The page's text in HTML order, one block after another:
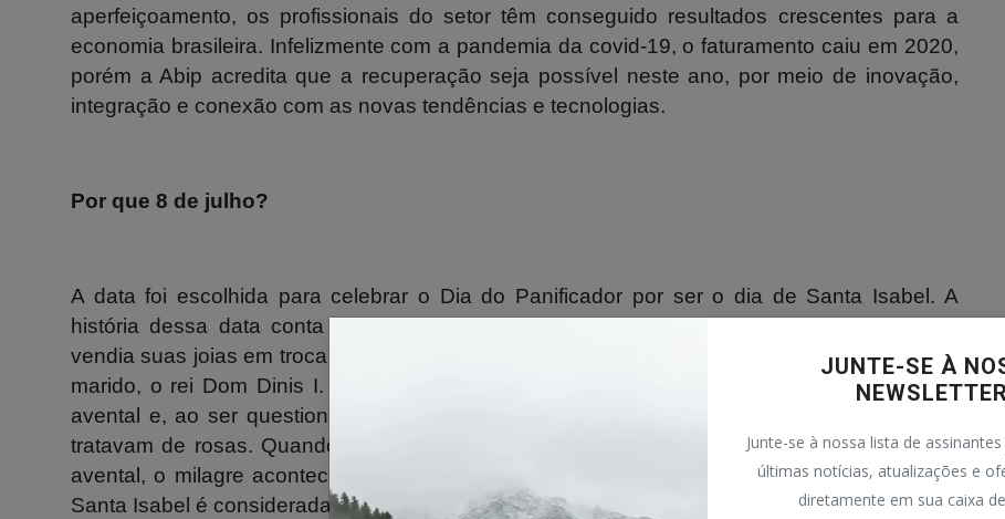
JUNTE-SE À
Junte-se à nossa lista de
últimas notícias, atualizações e
diretamente em sua caixa
aperfeiçoamento, os profissionais do setor têm conseguido resultados crescentes para a
economia brasileira. Infelizmente com a pandemia da covid-19, o faturamento caiu em 2020,
porém a Abip acredita que a recuperação seja possível neste ano, por meio de inovação,
integração e conexão com as novas tendências e tecnologias.
Por que 8 de julho?
A data foi escolhida para celebrar o Dia do Panificador por ser o dia de Santa Isabel. A
história dessa data conta que em Portugal, durante uma crise de fome, a rainha Isabel
vendia suas joias em troca de pães, que distribuía à população, sem o conhecimento do seu
marido, o rei Dom Dinis I. Um dia, quando o rei apareceu, ela escondeu os pães em seu
avental e, ao ser questionada sobre o que carregava, respondeu, orando a Deus, que se
tratavam de rosas. Quando Dom Dinis I ordenou que ela mostrasse o que estava em seu
avental, o milagre aconteceu e os pães haviam se tornado de fato rosas. Por essa razão,
Santa Isabel é considerada a padroeira dos panificadores.